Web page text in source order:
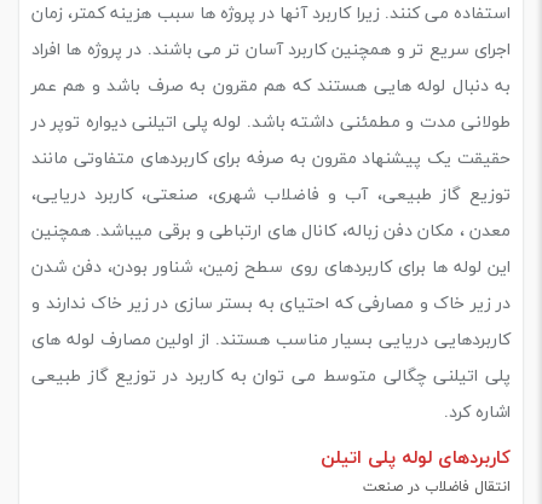
استفاده می کنند. زیرا کاربرد آنها در پروژه ها سبب هزینه کمتر، زمان
اجرای سریع تر و همچنین کاربرد آسان تر می باشند. در پروژه ها افراد
به دنبال لوله هایی هستند که هم مقرون به صرف باشد و هم عمر
طولانی مدت و مطمئنی داشته باشد. لوله پلی اتیلنی دیواره توپر در
حقیقت یک پیشنهاد مقرون به صرفه برای کاربردهای متفاوتی مانند
توزیع گاز طبیعی، آب و فاضلاب شهری، صنعتی، کاربرد دریایی،
معدن ، مکان دفن زباله، کانال های ارتباطی و برقی میباشد. همچنین
این لوله ها برای کاربردهای روی سطح زمین، شناور بودن، دفن شدن
در زیر خاک و مصارفی که احتیای به بستر سازی در زیر خاک ندارند و
کاربردهایی دریایی بسیار مناسب هستند. از اولین مصارف لوله های
پلی اتیلنی چگالی متوسط می توان به کاربرد در توزیع گاز طبیعی
اشاره کرد.
کاربردهای لوله پلی اتیلن
انتقال فاضلاب در صنعت